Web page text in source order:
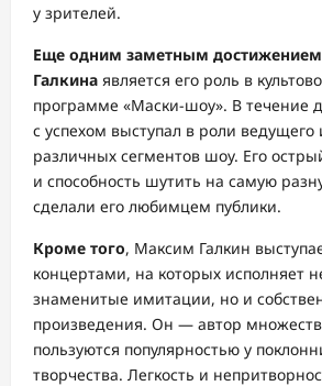
у зрителей.
Еще одним заметным
Галкина является его роль в
программе «Маски-шоу». В течение
с успехом выступал в роли ведущего
различных сегментов шоу. Его
и способность шутить на самую
сделали его любимцем публики.
Кроме того, Максим Галкин
концертами, на которых исполняет
знаменитые имитации, но и
произведения. Он — автор
пользуются популярностью у
творчества. Легкость и